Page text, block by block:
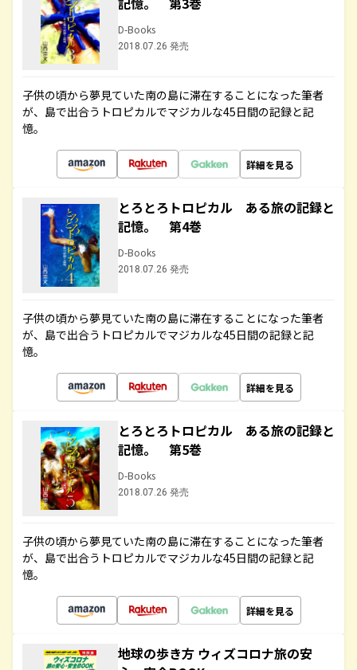
D-Books
2018.07.26 発売
子供の頃から夢見ていた南の島に滞在することになった筆者
が、島で出合うトロピカルでマジカルな45日間の記録と記
憶。
詳細を見る
とろとろトロピカル ある旅の記録と
記憶。 第4巻
D-Books
2018.07.26 発売
子供の頃から夢見ていた南の島に滞在することになった筆者
が、島で出合うトロピカルでマジカルな45日間の記録と記
憶。
詳細を見る
とろとろトロピカル ある旅の記録と
記憶。 第5巻
D-Books
2018.07.26 発売
子供の頃から夢見ていた南の島に滞在することになった筆者
が、島で出合うトロピカルでマジカルな45日間の記録と記
憶。
詳細を見る
地球の歩き方 ウィズコロナ旅の安